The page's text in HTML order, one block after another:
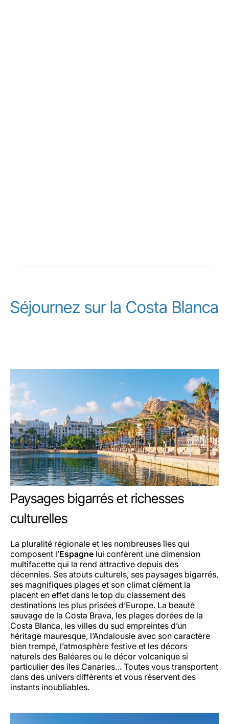
Séjournez sur la Costa Blanca
Paysages bigarrés et richesses
culturelles
La pluralité régionale et les nombreuses îles qui
composent l’Espagne lui confèrent une dimension
multifacette qui la rend attractive depuis des
décennies. Ses atouts culturels, ses paysages bigarrés,
ses magnifiques plages et son climat clément la
placent en effet dans le top du classement des
destinations les plus prisées d’Europe. La beauté
sauvage de la Costa Brava, les plages dorées de la
Costa Blanca, les villes du sud empreintes d’un
héritage mauresque, l’Andalousie avec son caractère
bien trempé, l’atmosphère festive et les décors
naturels des Baléares ou le décor volcanique si
particulier des îles Canaries… Toutes vous transportent
dans des univers différents et vous réservent des
instants inoubliables.